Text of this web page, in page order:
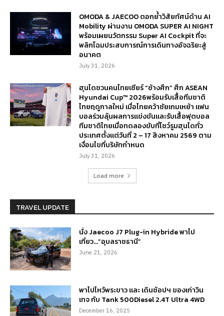
OMODA & JAECOO ตอกย้ำวิสัยทัศน์ด้าน AI
Mobility ผ่านงาน OMODA SUPER AI NIGHT
พร้อมเผยนวัตกรรม Super AI Cockpit ที่จะ
พลิกโฉมประสบการณ์การเดินทางอัจฉริยะสู่
อนาคต
July 31, 2026
ฮุนไดชวนคนไทยเชียร์ “ช้างศึก” ศึก ASEAN
Hyundai Cup™ 2026พร้อมรับเสื้อทีมชาติ
ไทยฤดูกาลใหม่ เมื่อไทยคว้าชัยเกมเหย้า แฟน
บอลร่วมลุ้นผลการแข่งขันและรับเสื้อฟุตบอล
ทีมชาติไทยเมื่อทดลองขับที่โชว์รูมฮุนไดทั่ว
ประเทศตั้งแต่วันที่ 2 – 17 สิงหาคม 2569 ตาม
เงื่อนไขที่บริษัทกำหนด
July 31, 2026
Load more
TRAVEL UPDATE
นั่ง Jaecoo J7 Plug-in Hybride พาไป
เที่ยว…”อุบลราชธานี”
June 21, 2026
พาไปไหว้พระขาว และ เดินช้อปฯ ของเก่าวิน
เทจ กับ Tank 500Diesel 2.4T Ultra 4WD
December 16, 2025